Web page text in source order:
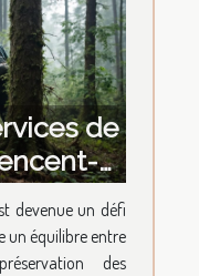
de
devenue un défi
un équilibre entre
des